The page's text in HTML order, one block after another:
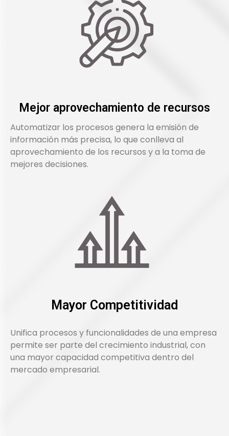
Mejor aprovechamiento de recursos
Automatizar los procesos genera la emisión de
información más precisa, lo que conlleva al
aprovechamiento de los recursos y a la toma de
mejores decisiones.
Mayor Competitividad
Unifica procesos y funcionalidades de una empresa
permite ser parte del crecimiento industrial, con
una mayor capacidad competitiva dentro del
mercado empresarial.